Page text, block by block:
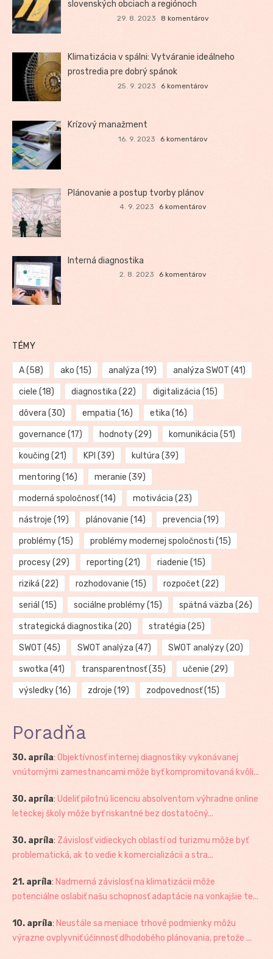
slovenských obciach a regiónoch
29. 8. 2023 8 komentárov
Klimatizácia v spálni: Vytváranie ideálneho
prostredia pre dobrý spánok
25. 9. 2023 6 komentárov
Krízový manažment
16. 9. 2023 6 komentárov
Plánovanie a postup tvorby plánov
4. 9. 2023 6 komentárov
Interná diagnostika
2. 8. 2023 6 komentárov
TÉMY
A(58) ako (15) analýza (19) analýza SWOT (41)
ciele (18) diagnostika (22) digitalizácia (15)
dôvera (30) empatia (16) etika (16)
governance (17) hodnoty(29) komunikácia (51)
koučing (21) KPI (39) kultúra (39)
mentoring (16) meranie (39)
moderná spoločnosť(14) motivácia (23)
nástroje (19) plánovanie (14) prevencia (19)
problémy(15) problémy modernej spoločnosti (15)
procesy(29) reporting (21) riadenie (15)
riziká (22) rozhodovanie (15) rozpočet (22)
seriál (15) sociálne problémy(15) spätná väzba (26)
strategická diagnostika (20) stratégia (25)
SWOT (45) SWOT analýza (47) SWOT analýzy(20)
swotka (41) transparentnosť(35) učenie (29)
výsledky(16) zdroje (19) zodpovednosť(15)
Poradňa
30. apríla: Objektívnosť internej diagnostiky vykonávanej
vnútornými zamestnancami môže byť kompromitovaná kvôli...
30. apríla: Udeliť pilotnú licenciu absolventom výhradne online
leteckej školy môže byť riskantné bez dostatočný...
30. apríla: Závislosť vidieckych oblastí od turizmu môže byť
problematická, ak to vedie k komercializácii a stra...
21. apríla: Nadmerná závislosť na klimatizácii môže
potenciálne oslabiť našu schopnosť adaptácie na vonkajšie te...
10. apríla: Neustále sa meniace trhové podmienky môžu
výrazne ovplyvniť účinnosť dlhodobého plánovania, pretože ...